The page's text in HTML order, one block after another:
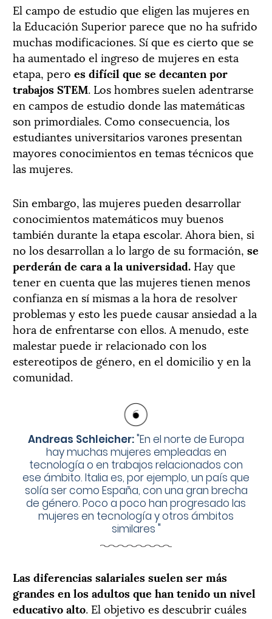
El campo de estudio que eligen las mujeres en
la Educación Superior parece que no ha sufrido
muchas modificaciones. Sí que es cierto que se
ha aumentado el ingreso de mujeres en esta
etapa, pero es difícil que se decanten por
trabajos STEM. Los hombres suelen adentrarse
en campos de estudio donde las matemáticas
son primordiales. Como consecuencia, los
estudiantes universitarios varones presentan
mayores conocimientos en temas técnicos que
las mujeres.
Sin embargo, las mujeres pueden desarrollar
conocimientos matemáticos muy buenos
también durante la etapa escolar. Ahora bien, si
no los desarrollan a lo largo de su formación, se
perderán de cara a la universidad. Hay que
tener en cuenta que las mujeres tienen menos
confianza en sí mismas a la hora de resolver
problemas y esto les puede causar ansiedad a la
hora de enfrentarse con ellos. A menudo, este
malestar puede ir relacionado con los
estereotipos de género, en el domicilio y en la
comunidad.
Andreas Schleicher:"En el norte de Europa
hay muchas mujeres empleadas en
tecnología o en trabajos relacionados con
ese ámbito. Italia es, por ejemplo, un país que
solía ser como España, con una gran brecha
de género. Poco a poco han progresado las
mujeres en tecnología y otros ámbitos
similares "
Las diferencias salariales suelen ser más
grandes en los adultos que han tenido un nivel
educativo alto. El objetivo es descubrir cuáles